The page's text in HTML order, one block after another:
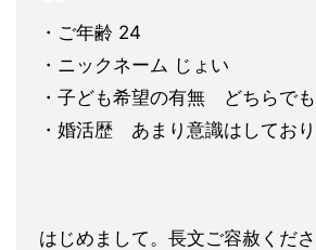
・ご年齢 24
・ニックネーム じょい
・子ども希望の有無 どちらでも
・婚活歴 あまり意識はしてお
はじめまして。長文ご容赦くださ